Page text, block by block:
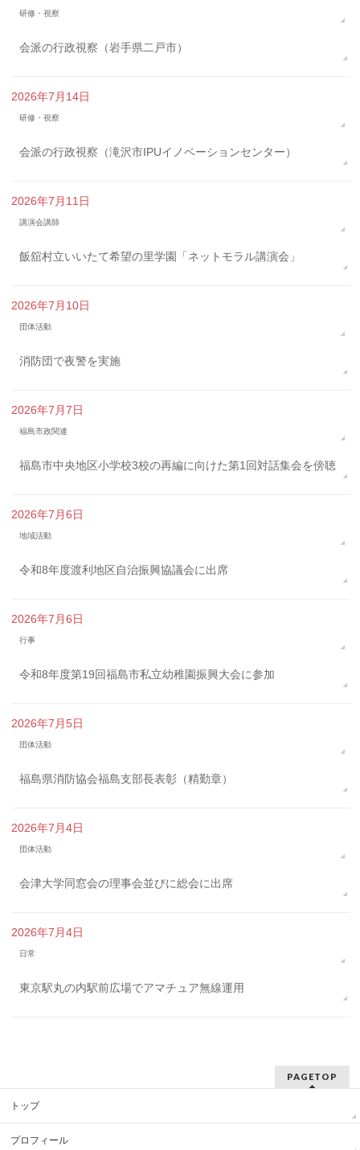
研修・視察
会派の行政視察（岩手県二戸市）
2026年7月14日
研修・視察
会派の行政視察（滝沢市IPUイノベーションセンター）
2026年7月11日
講演会講師
飯舘村立いいたて希望の里学園「ネットモラル講演会」
2026年7月10日
団体活動
消防団で夜警を実施
2026年7月7日
福島市政関連
福島市中央地区小学校3校の再編に向けた第1回対話集会を傍聴
2026年7月6日
地域活動
令和8年度渡利地区自治振興協議会に出席
2026年7月6日
行事
令和8年度第19回福島市私立幼稚園振興大会に参加
2026年7月5日
団体活動
福島県消防協会福島支部長表彰（精勤章）
2026年7月4日
団体活動
会津大学同窓会の理事会並びに総会に出席
2026年7月4日
日常
東京駅丸の内駅前広場でアマチュア無線運用
PAGETOP
トップ
プロフィール